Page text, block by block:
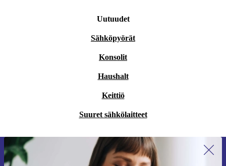
Uutuudet
Sähköpyörät
Konsolit
Haushalt
Keittiö
Suuret sähkölaitteet
Liity ensimmäistä kertaa uutiskirjeen